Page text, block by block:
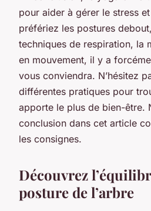
pour aider à gérer le stress
préfériez les postures
techniques de respiration, la
en mouvement, il y a
vous conviendra. N’hésitez
différentes pratiques pour
apporte le plus de bien-être.
conclusion dans cet article
les consignes.
Découvrez
posture de l’arbre